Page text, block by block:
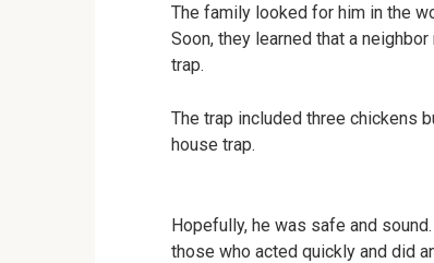
The family looked for him in the
Soon, they learned that a
trap.
The trap included three chickens
house trap.
Hopefully, he was safe and
those who acted quickly and did